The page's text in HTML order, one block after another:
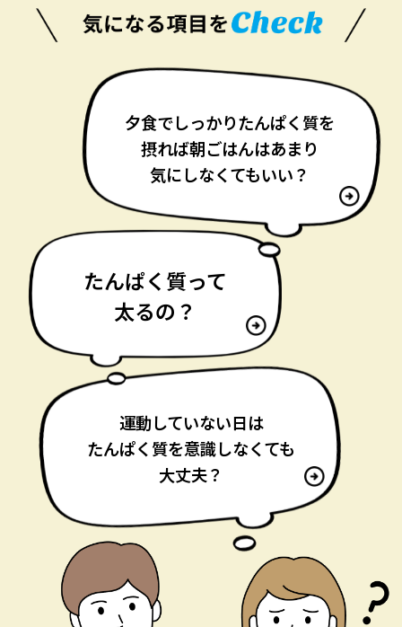
夕食でしっかりたんぱく質を
摂れば朝ごはんはあまり
気にしなくてもいい？
たんぱく質って
太るの？
運動していない日は
たんぱく質を意識しなくても
大丈夫？